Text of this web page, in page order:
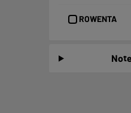
ROWENTA